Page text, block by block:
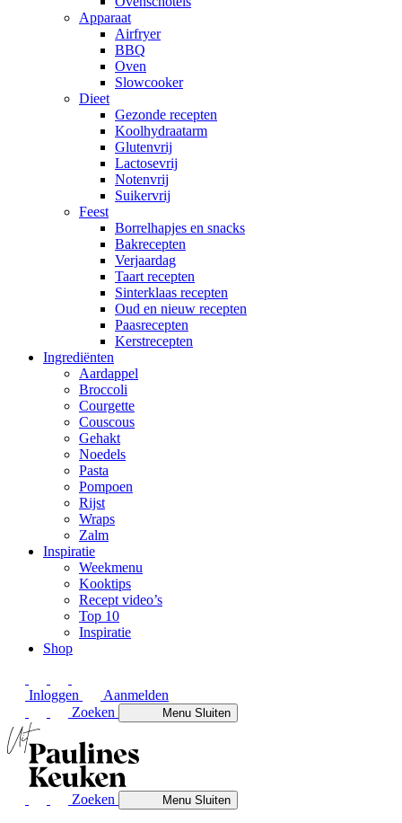
Apparaat
Airfryer
BBQ
Oven
Slowcooker
Dieet
Gezonde recepten
Koolhydraatarm
Glutenvrij
Lactosevrij
Notenvrij
Suikervrij
Feest
Borrelhapjes en snacks
Bakrecepten
Verjaardag
Taart recepten
Sinterklaas recepten
Oud en nieuw recepten
Paasrecepten
Kerstrecepten
Ingrediënten
Aardappel
Broccoli
Courgette
Couscous
Gehakt
Noedels
Pasta
Pompoen
Rijst
Wraps
Zalm
Inspiratie
Weekmenu
Kooktips
Recept video’s
Top 10
Inspiratie
Shop
Inloggen
Aanmelden
Zoeken
MenuSluiten
Zoeken MenuSluiten